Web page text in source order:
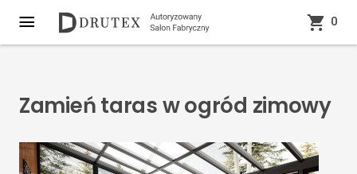
0
Zamień taras w ogród zimowy